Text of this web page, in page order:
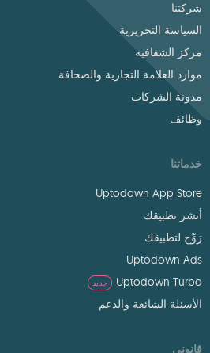
شركتنا
السياسة التحريرية
مركز الشفافية
موارد العلامة التجارية والصحافة
مدونة الشركات
وظائف
خدماتنا
Uptodown App Store
أنشر تطبيقك
رَوِّج لتطبيقك
Uptodown Ads
Uptodown Turbo
جديد
الأسئلة الشائعة والدعم
قانوني